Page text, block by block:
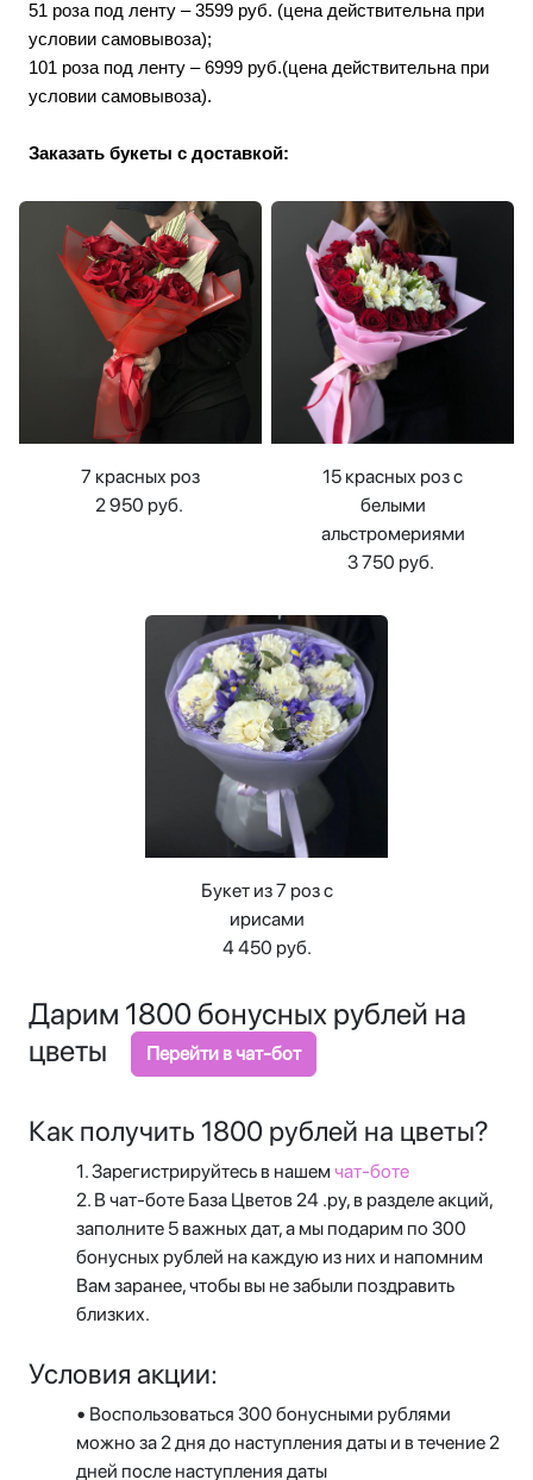
51 роза под ленту – 3599 руб. (цена действительна при
условии самовывоза);
101 роза под ленту – 6999 руб.(цена действительна при
условии самовывоза).
Заказать букеты с доставкой:
7 красных роз
2 950 руб.
15 красных роз с
белыми
альстромериями
3 750 руб.
Букет из 7 роз с
ирисами
4 450 руб.
Дарим 1800 бонусных рублей на
цветы
Перейти в чат-бот
Как получить 1800 рублей на цветы?
1. Зарегистрируйтесь в нашем чат-боте
2. В чат-боте База Цветов 24 .ру, в разделе акций,
заполните 5 важных дат, а мы подарим по 300
бонусных рублей на каждую из них и напомним
Вам заранее, чтобы вы не забыли поздравить
близких.
Условия акции:
• Воспользоваться 300 бонусными рублями
можно за 2 дня до наступления даты и в течение 2
дней после наступления даты